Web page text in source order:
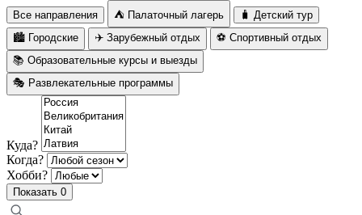
Все направления ⛺ Палаточный лагерь
🧳 Детский тур
🏙️ Городские
✈️ Зарубежный отдых
⚽ Спортивный отдых
📚 Образовательные курсы и выезды
🎭 Развлекательные программы
Куда?
Когда?
Хобби?
Показать 0